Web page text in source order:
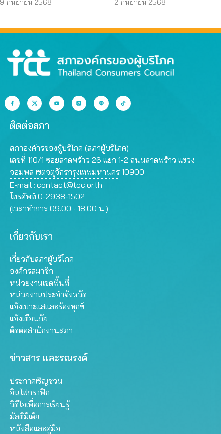
บริโภคโดนหลอกบ่อย
9 กันยายน 2568
JAPO CARE โฆษณา
2 กันยายน 2568
ติดต่อสภา
สภาองค์กรของผู้บริโภค (สภาผู้บริโภค)
เลขที่ 110/1 ซอยลาดพร้าว 26 แยก 1-2 ถนนลาดพร้าว แขวง
จอมพล เขตจตุจักรกรุงเทพมหานคร 10900
E-mail : contact@tcc.or.th
โทรศัพท์ 0-2938-1502
(เวลาทำการ 09.00 - 18.00 น.)
เกี่ยวกับเรา
เกี่ยวกับสภาผู้บริโภค
องค์กรสมาชิก
หน่วยงานเขตพื้นที่
หน่วยงานประจำจังหวัด
แจ้งเบาะแสและร้องทุกข์
แจ้งเตือนภัย
ติดต่อสำนักงานสภา
ข่าวสาร และรณรงค์
ประกาศเชิญชวน
อินโฟกราฟิก
วิดีโอเพื่อการเรียนรู้
มัลติมีเดีย
หนังสือและคู่มือ